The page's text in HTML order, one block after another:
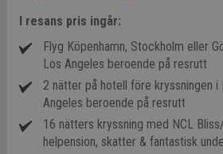
I resans pris ingår:
Flyg Köpenhamn, Stockholm eller
Los Angeles beroende på resrutt
2 nätter på hotell före kryssningen i
Angeles beroende på resrutt
16 nätters kryssning med NCL
helpension, skatter & fantastisk